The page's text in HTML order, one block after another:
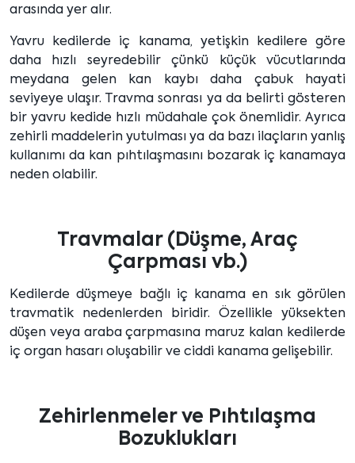
arasında yer alır.
Yavru kedilerde iç kanama, yetişkin kedilere göre
daha hızlı seyredebilir çünkü küçük vücutlarında
meydana gelen kan kaybı daha çabuk hayati
seviyeye ulaşır. Travma sonrası ya da belirti gösteren
bir yavru kedide hızlı müdahale çok önemlidir. Ayrıca
zehirli maddelerin yutulması ya da bazı ilaçların yanlış
kullanımı da kan pıhtılaşmasını bozarak iç kanamaya
neden olabilir.
Travmalar (Düşme, Araç
Çarpması vb.)
Kedilerde düşmeye bağlı iç kanama en sık görülen
travmatik nedenlerden biridir. Özellikle yüksekten
düşen veya araba çarpmasına maruz kalan kedilerde
iç organ hasarı oluşabilir ve ciddi kanama gelişebilir.
Zehirlenmeler ve Pıhtılaşma
Bozuklukları